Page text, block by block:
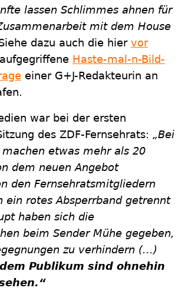
lassen Schlimmes ahnen für
mit dem House
dazu auch die hier vor
aufgegriffene Haste-mal-n-Bild-
einer G+J-Redakteurin an
war bei der ersten
des ZDF-Fernsehrats: „Bei
etwas mehr als 20
dem neuen Angebot
den Fernsehratsmitgliedern
ein rotes Absperrband getrennt
haben sich die
beim Sender Mühe gegeben,
zu verhindern (...)
Publikum sind ohnehin